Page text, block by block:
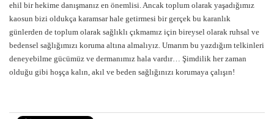
ehil bir hekime danışmanız en önemlisi. Ancak toplum olarak yaşadığımız
kaosun bizi oldukça karamsar hale getirmesi bir gerçek bu karanlık
günlerden de toplum olarak sağlıklı çıkmamız için bireysel olarak ruhsal ve
bedensel sağlığımızı koruma altına almalıyız. Umarım bu yazdığım telkinleri
deneyebilme gücümüz ve dermanımız hala vardır… Şimdilik her zaman
olduğu gibi hoşça kalın, akıl ve beden sağlığınızı korumaya çalışın!